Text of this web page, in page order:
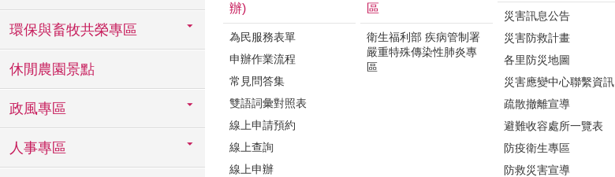
環保與畜牧共榮專區
休閒農園景點
政風專區
人事專區
辦)
為民服務表單
申辦作業流程
常見問答集
雙語詞彙對照表
線上申請預約
線上查詢
線上申辦
區
衛生福利部 疾病管制署
嚴重特殊傳染性肺炎專
區
災害訊息公告
災害防救計畫
各里防災地圖
災害應變中心聯繫資訊
疏散撤離宣導
避難收容處所一覽表
防疫衛生專區
防救災害宣導